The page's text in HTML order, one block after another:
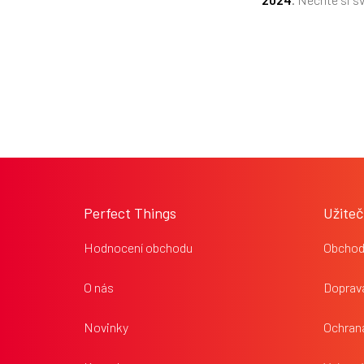
Perfect Things
Hodnocení obchodu
O nás
Novinky